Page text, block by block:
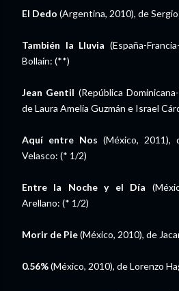
El Dedo (Argentina, 2010), de
También la Lluvia (España-
Bollaín: (**)
Jean Gentil (República
de Laura Amelia Guzmán e Israel
Aquí entre Nos (México, 2011),
Velasco: (* 1/2)
Entre la Noche y el Día
Arellano: (* 1/2)
Morir de Pie(México, 2010), de
0.56%(México, 2010), de Lorenzo